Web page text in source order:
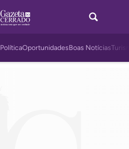
PolíticaOportunidadesBoas Notícias